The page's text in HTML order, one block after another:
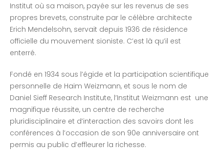
Institut où sa maison, payée sur les revenus de ses
propres brevets, construite par le célèbre architecte
Erich Mendelsohn, servait depuis 1936 de résidence
officielle du mouvement sioniste. C’est là qu’il est
enterré.
Fondé en 1934 sous l’égide et la participation scientifique
personnelle de Haim Weizmann, et sous le nom de
Daniel Sieff Research Institute, l’Institut Weizmann est une
magnifique réussite, un centre de recherche
pluridisciplinaire et d’interaction des savoirs dont les
conférences à l’occasion de son 90e anniversaire ont
permis au public d’effleurer la richesse.